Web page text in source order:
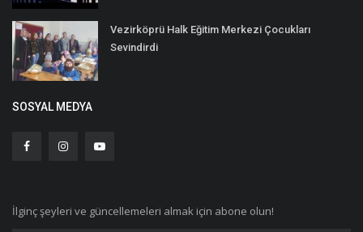
Vezirköprü Halk Eğitim Merkezi Çocukları
Sevindirdi
SOSYAL MEDYA
İlginç şeyleri ve güncellemeleri almak için abone olun!